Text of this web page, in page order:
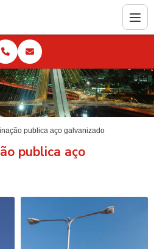
publica aço galvanizado
publica aço